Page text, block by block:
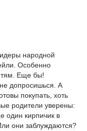
народной
Особенно
Еще бы!
допросишься. А
покупать, хоть
родители уверены:
один кирпичик в
они заблуждаются?